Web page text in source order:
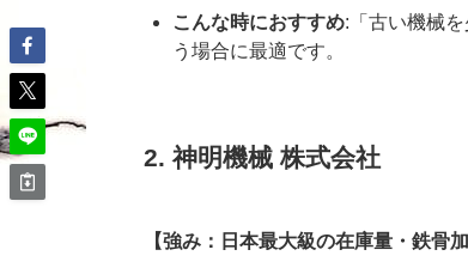
こんな時におすすめ:「古い機械
う場合に最適です。
2. 神明機械 株式会社
【強み：日本最大級の在庫量・鉄骨